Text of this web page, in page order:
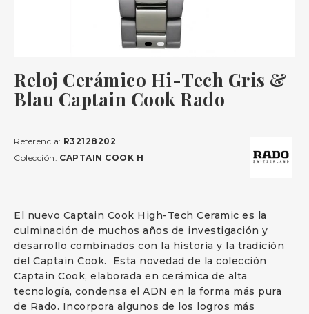
Reloj Cerámico Hi-Tech Gris &
Blau Captain Cook Rado
El nuevo Captain Cook High-Tech Ceramic es la
culminación de muchos años de investigación y
desarrollo combinados con la historia y la tradición
del Captain Cook. Esta novedad de la colección
Captain Cook, elaborada en cerámica de alta
tecnología, condensa el ADN en la forma más pura
de Rado. Incorpora algunos de los logros más
Referencia: R32128202
Colección: CAPTAIN COOK H